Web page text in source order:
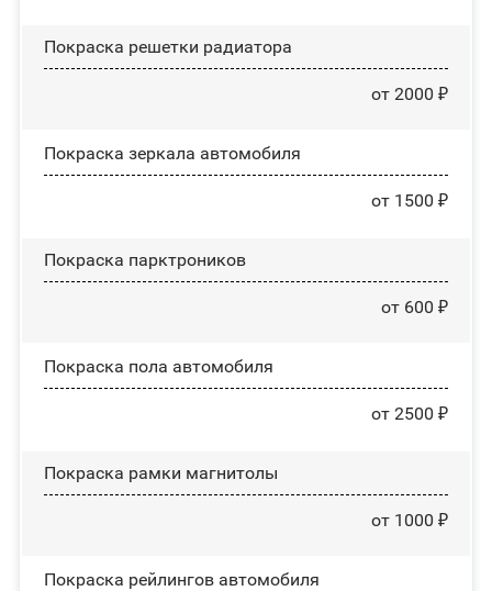
Покраска решетки радиатора
от 2000 ₽
Покраска зеркала автомобиля
от 1500 ₽
Покраска парктроников
от 600 ₽
Покраска пола автомобиля
от 2500 ₽
Покраска рамки магнитолы
от 1000 ₽
Покраска рейлингов автомобиля